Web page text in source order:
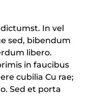
In vel
sed, bibendum
libero.
in faucibus
cubilia Cu rae;
Sed et porta